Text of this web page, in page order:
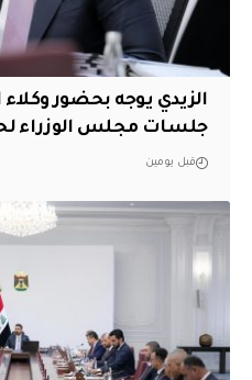
الزيدي يوجه بحضور وكلاء
جلسات مجلس الوزراء
قبل يومين